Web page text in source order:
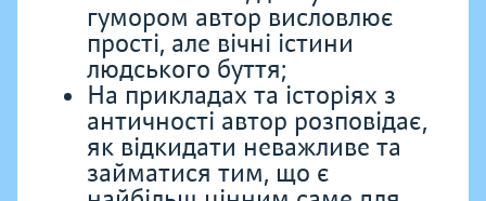
гумором автор висловлює
прості, але вічні істини
людського буття;
На прикладах та історіях з
античності автор розповідає,
як відкидати неважливе та
займатися тим, що є